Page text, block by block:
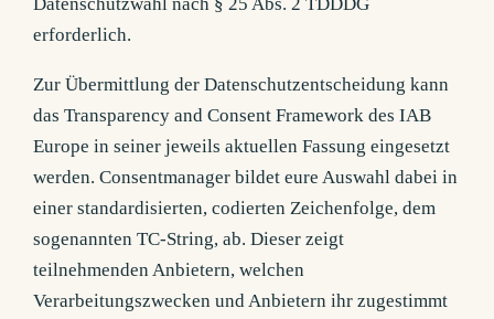
erforderlich.
Zur Übermittlung der Datenschutzentscheidung kann
das Transparency and Consent Framework des IAB
Europe in seiner jeweils aktuellen Fassung eingesetzt
werden. Consentmanager bildet eure Auswahl dabei in
einer standardisierten, codierten Zeichenfolge, dem
sogenannten TC-String, ab. Dieser zeigt
teilnehmenden Anbietern, welchen
Verarbeitungszwecken und Anbietern ihr zugestimmt